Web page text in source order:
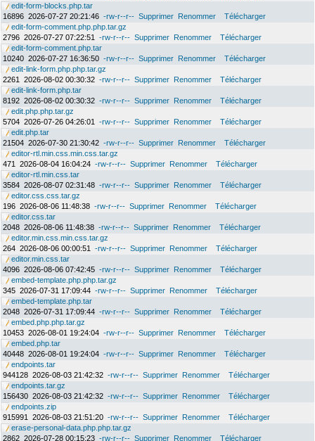
edit-form-blocks.php.tar
16896 2026-07-27 20:21:46 -rw-r--r-- Supprimer Renommer
Télécharger
edit-form-comment.php.php.tar.gz
2796 2026-07-27 07:22:51 -rw-r--r-- Supprimer Renommer
Télécharger
edit-form-comment.php.tar
10240 2026-07-27 16:36:50 -rw-r--r-- Supprimer Renommer
Télécharger
edit-link-form.php.php.tar.gz
2261
2026-08-02 00:30:32 -rw-r--r-- Supprimer Renommer
Télécharger
edit-link-form.php.tar
8192 2026-08-02 00:30:32 -rw-r--r-- Supprimer Renommer
Télécharger
edit.php.php.tar.gz
5704 2026-07-26 04:26:01 -rw-r--r-- Supprimer Renommer
Télécharger
edit.php.tar
21504 2026-07-30 21:30:42 -rw-r--r-- Supprimer Renommer
Télécharger
editor-rtl.min.css.min.css.tar.gz
471
2026-08-04 16:04:24 -rw-r--r-- Supprimer Renommer
Télécharger
editor-rtl.min.css.tar
3584 2026-08-07 02:31:48 -rw-r--r-- Supprimer Renommer
Télécharger
editor.css.css.tar.gz
196 2026-08-06 11:48:38 -rw-r--r-- Supprimer Renommer
Télécharger
editor.css.tar
2048 2026-08-06 11:48:38 -rw-r--r-- Supprimer Renommer
Télécharger
editor.min.css.min.css.tar.gz
264 2026-08-06 00:00:51 -rw-r--r-- Supprimer Renommer
Télécharger
editor.min.css.tar
4096 2026-08-06 07:42:45 -rw-r--r-- Supprimer Renommer
Télécharger
embed-template.php.php.tar.gz
345 2026-07-31 17:09:44 -rw-r--r-- Supprimer Renommer
Télécharger
embed-template.php.tar
2048 2026-07-31 17:09:44 -rw-r--r-- Supprimer Renommer
Télécharger
embed.php.php.tar.gz
10453 2026-08-01 19:24:04 -rw-r--r-- Supprimer Renommer
Télécharger
embed.php.tar
40448 2026-08-01 19:24:04 -rw-r--r-- Supprimer Renommer
Télécharger
endpoints.tar
944128 2026-08-03 21:42:32 -rw-r--r-- Supprimer Renommer
Télécharger
endpoints.tar.gz
156430 2026-08-03 21:42:32 -rw-r--r-- Supprimer Renommer
Télécharger
endpoints.zip
915991
2026-08-03 21:51:20 -rw-r--r-- Supprimer Renommer
Télécharger
erase-personal-data.php.php.tar.gz
2862 2026-07-28 00:15:23 -rw-r--r-- Supprimer Renommer Télécharger